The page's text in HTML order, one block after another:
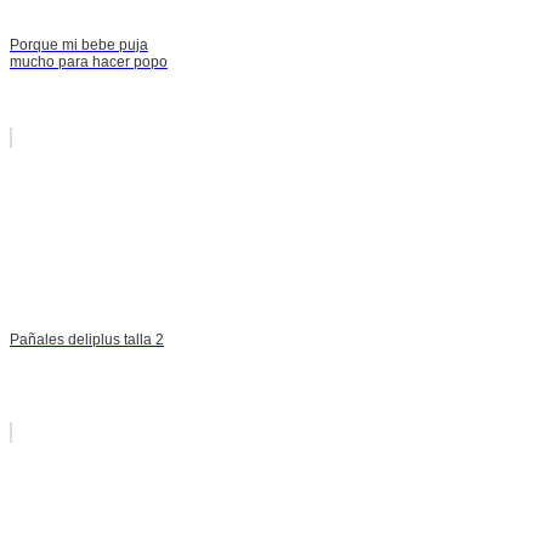
Porque mi bebe puja
mucho para hacer popo
Pañales deliplus talla 2